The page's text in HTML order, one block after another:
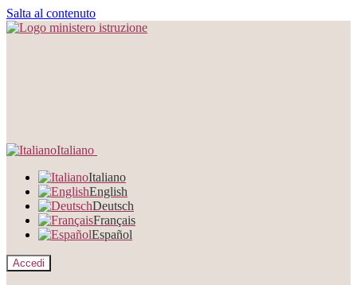
Salta al contenuto
Italiano
Italiano
English
Deutsch
Français
Español
Accedi